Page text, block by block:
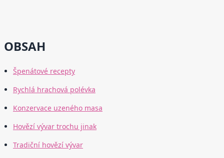
OBSAH
Špenátové recepty
Rychlá hrachová polévka
Konzervace uzeného masa
Hovězí vývar trochu jinak
Tradiční hovězí vývar